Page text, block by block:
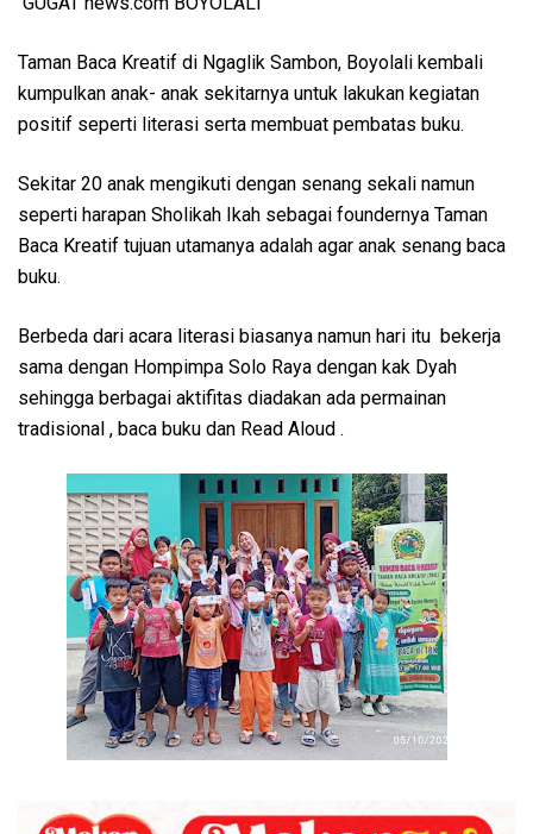
Taman Baca Kreatif di Ngaglik Sambon, Boyolali kembali
kumpulkan anak- anak sekitarnya untuk lakukan kegiatan
positif seperti literasi serta membuat pembatas buku.
Sekitar 20 anak mengikuti dengan senang sekali namun
seperti harapan Sholikah Ikah sebagai foundernya Taman
Baca Kreatif tujuan utamanya adalah agar anak senang baca
buku.
Berbeda dari acara literasi biasanya namun hari itu bekerja
sama dengan Hompimpa Solo Raya dengan kak Dyah
sehingga berbagai aktifitas diadakan ada permainan
tradisional , baca buku dan Read Aloud .